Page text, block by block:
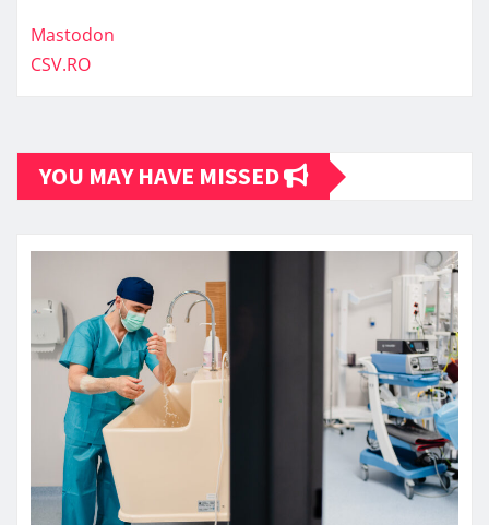
Mastodon
CSV.RO
YOU MAY HAVE MISSED